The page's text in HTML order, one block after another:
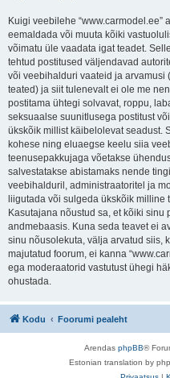
Kuigi veebilehe
eemaldada või muuta kõiki
võimatu üle vaadata igat teadet.
tehtud postitused väljendavad
või veebihalduri vaateid ja arvamusi
teated) ja siit tulenevalt ei ole me
postitama ühtegi solvavat, roppu,
seksuaalse suunitlusega postitust
ükskõik millist käibelolevat seadust.
kohese ning eluaegse keelu siia
teenusepakkujaga võetakse
salvestatakse abistamaks nende
veebihalduril, administraatoritel ja
liigutada või sulgeda ükskõik
Kasutajana nõustud sa, et kõiki
andmebaasis. Kuna seda teavet ei
sinu nõusolekuta, välja arvatud siis,
majutatud foorum, ei kanna
ega moderaatorid vastutust ühegi
ohustada.
Kodu Foorumi pealeht
Arendas phpBB®
Estonian translation by